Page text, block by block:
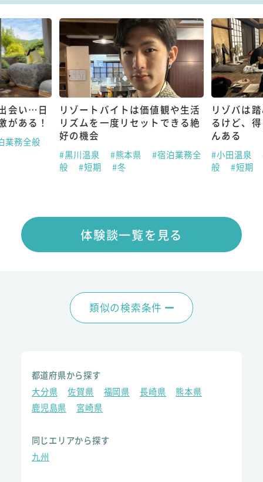
会い…日
がある！
業務全般
リゾートバイトは価値観や生活
リズムを一度リセットできる絶
好の機会
#黒川温泉 #熊本県
#宿泊業務全
般
#短期 #冬
リゾバは
るけど、
んある
#小田温泉
般
#短期
体験談一覧を見る
類似の検索条件
都道府県から探す
大分県
佐賀県 福岡県 長崎県
熊本県
鹿児島県
宮崎県
同じエリアから探す
九州